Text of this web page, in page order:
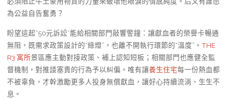
為公益自告奮勇？
盼望這起“50元訴訟”能給相關部門敲響警鐘：讓獻血者的榮譽卡暢通
無阻，既需求政策設計的“綠燈”，也離不開執行環節的“溫度”。 THE
R3 寓所景區應主動對接政策、補上認知短板；相關部門也應健全監
督機制，對推諉塞責的行為予以糾偏。唯有讓養生住宅每一份熱血都
不被辜負，才幹激勵更多人投身無償獻血，讓好心持續流淌、生生不
息。